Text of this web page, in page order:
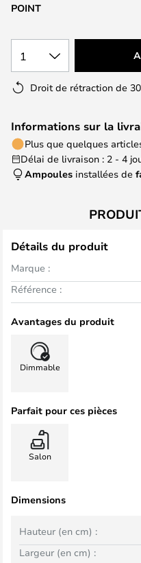
gallery
POINT
1
Droit de rétraction de
Informations sur la
Plus que quelques
Délai de livraison : 2 - 4
Ampoules installées de
Détails du produit
Marque :
Référence :
Avantages du produit
Dimmable
Parfait pour ces pièces
Salon
Dimensions
Largeur (en cm) :
Hauteur (en cm) :